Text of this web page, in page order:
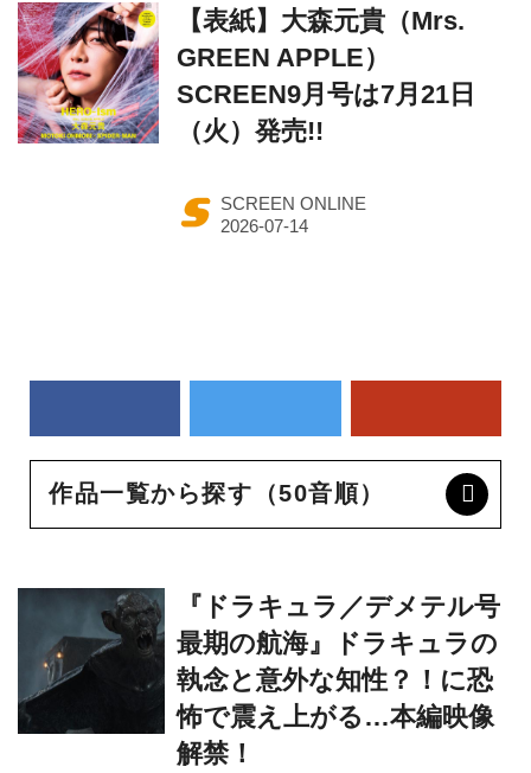
【表紙】大森元貴（Mrs.
GREEN APPLE）
SCREEN9月号は7月21日
（火）発売!!
SCREEN ONLINE
作品一覧から探す（50音順）
執念と意外な知性？！に恐
怖で震え上がる…本編映像
解禁！
M・N